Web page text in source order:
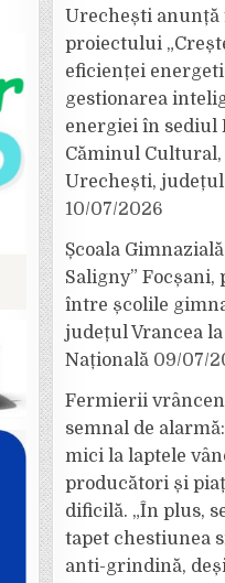
Urechești anunță
proiectului
eficienței
gestionarea
energiei în sediul
Căminul Cultural,
Urechești, județul
10/07/2026
Școala
Saligny” Focșani,
între școlile
județul Vrancea
Națională 09/07/
Fermierii
semnal de
mici la laptele
producători și
dificilă. „În plus,
tapet chestiunea
anti-grindină,